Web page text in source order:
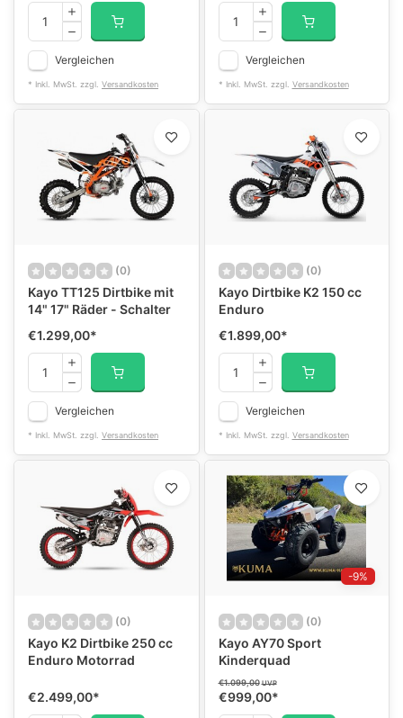
Vergleichen
* Inkl. MwSt. zzgl. Versandkosten
Vergleichen
* Inkl. MwSt. zzgl. Versandkosten
(0)
Kayo TT125 Dirtbike mit
14" 17" Räder - Schalter
€1.299,00*
Vergleichen
* Inkl. MwSt. zzgl. Versandkosten
(0)
Kayo Dirtbike K2 150 cc
Enduro
€1.899,00*
Vergleichen
* Inkl. MwSt. zzgl. Versandkosten
(0)
Kayo K2 Dirtbike 250 cc
Enduro Motorrad
€2.499,00*
-9%
(0)
Kayo AY70 Sport
Kinderquad
€1.099,00 UVP
€999,00*